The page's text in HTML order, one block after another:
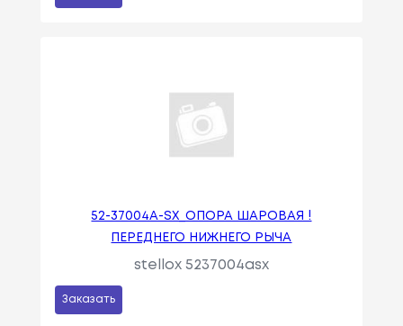
52-37004A-SX_ОПОРА ШАРОВАЯ !
ПЕРЕДНЕГО НИЖНЕГО РЫЧА
stellox 5237004asx
Заказать